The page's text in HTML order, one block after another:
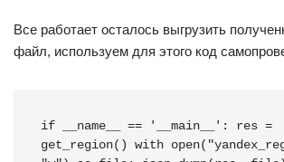
Все работает осталось выгрузить
файл, используем для этого код
if __name__ == '__main__': res =
get_region() with